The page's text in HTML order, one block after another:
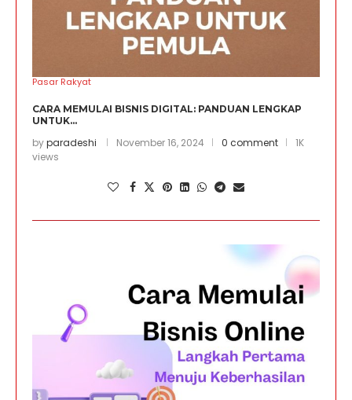
Pasar Rakyat
CARA MEMULAI BISNIS DIGITAL: PANDUAN LENGKAP
UNTUK...
byparadeshi November 16, 2024 0 comment
1K
views